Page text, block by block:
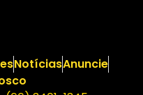
NotíciasAnuncie